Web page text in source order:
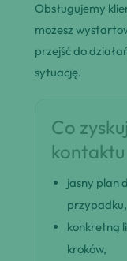
Obsługujemy
możesz
przejść do
sytuację.
Co
kontaktu
jasny plan
przypadku,
konkretną
kroków,